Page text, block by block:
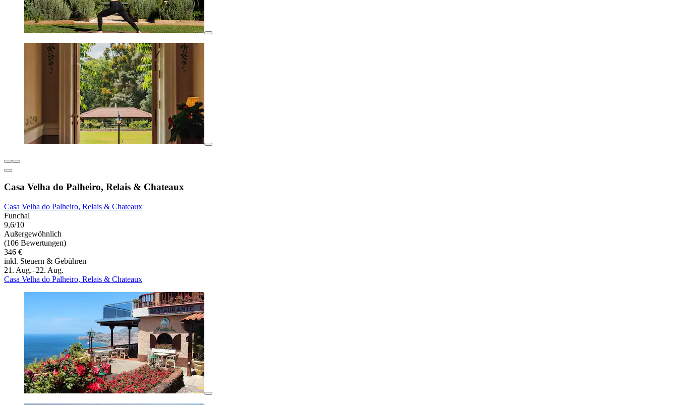
Casa Velha do Palheiro, Relais & Chateaux
Casa Velha do Palheiro, Relais & Chateaux
Funchal
9,6/10
Außergewöhnlich
(106 Bewertungen)
346 €
inkl. Steuern & Gebühren
21. Aug.–22. Aug.
Casa Velha do Palheiro, Relais & Chateaux